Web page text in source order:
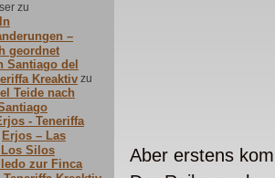
zu
–
geordnet
Santiago del
Kreaktiv zu
Teide nach
- Teneriffa
Erjos – Las
Los Silos
zur Finca
Aber erstens